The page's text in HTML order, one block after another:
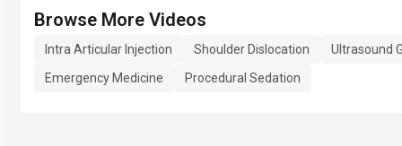
Browse More Videos
Intra Articular Injection Shoulder Dislocation
Ultrasound
Emergency Medicine
Procedural Sedation